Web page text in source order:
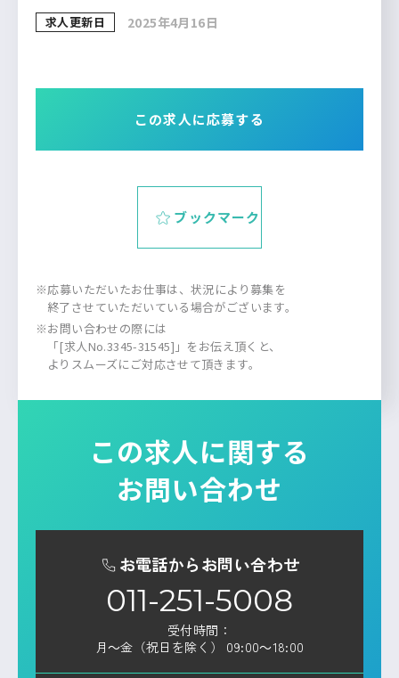
求人更新日 2025年4月16日
この求人に応募する
ブックマーク
※応募いただいたお仕事は、状況により募集を
終了させていただいている場合がございます。
※お問い合わせの際には
「[求人No.3345-31545]」をお伝え頂くと、
よりスムーズにご対応させて頂きます。
この求人に関する
お問い合わせ
お電話からお問い合わせ
011-251-5008
受付時間：
月～金（祝日を除く） 09:00～18:00